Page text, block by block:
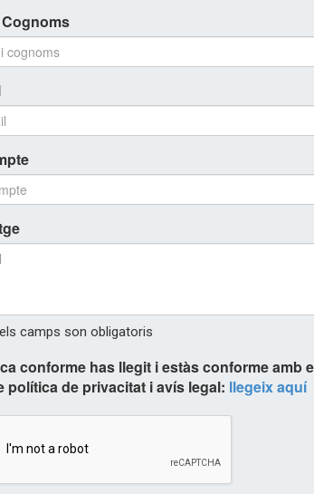
camps son obligatoris
conforme has llegit i estàs conforme amb
política de privacitat i avís legal: llegeix aquí